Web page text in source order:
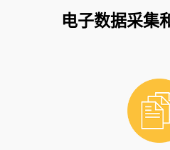
电子数据采集